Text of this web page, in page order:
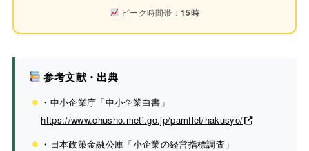
ピーク時間帯：15時
参考文献・出典
・中小企業庁「中小企業白書」
https://www.chusho.meti.go.jp/pamflet/hakusyo/
・日本政策金融公庫「小企業の経営指標調査」